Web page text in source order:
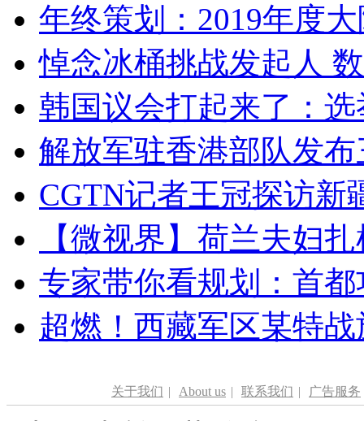
年终策划：2019年度
悼念冰桶挑战发起人
韩国议会打起来了：
解放军驻香港部队发
CGTN记者王冠探访新
【微视界】荷兰夫妇
专家带你看规划：首
超燃！西藏军区某特
关于我们 | About us | 联系我们 | 广告服务